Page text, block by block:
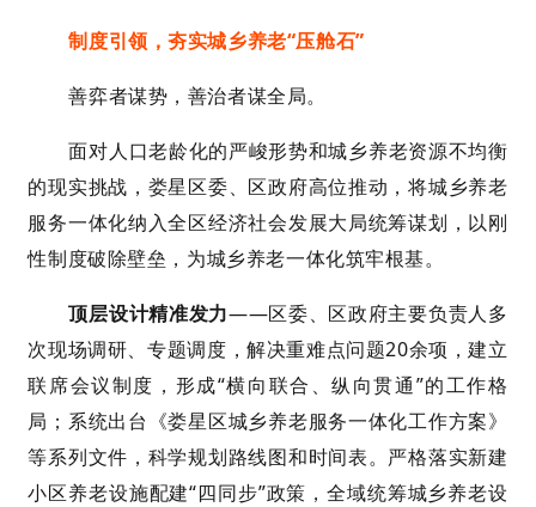
制度引领，夯实城乡养老“压舱石”
善弈者谋势，善治者谋全局。
面对人口老龄化的严峻形势和城乡养老资源不均衡
的现实挑战，娄星区委、区政府高位推动，将城乡养老
服务一体化纳入全区经济社会发展大局统筹谋划，以刚
性制度破除壁垒，为城乡养老一体化筑牢根基。
顶层设计精准发力——区委、区政府主要负责人多
次现场调研、专题调度，解决重难点问题20余项，建立
联席会议制度，形成“横向联合、纵向贯通”的工作格
局；系统出台《娄星区城乡养老服务一体化工作方案》
等系列文件，科学规划路线图和时间表。严格落实新建
小区养老设施配建“四同步”政策，全域统筹城乡养老设